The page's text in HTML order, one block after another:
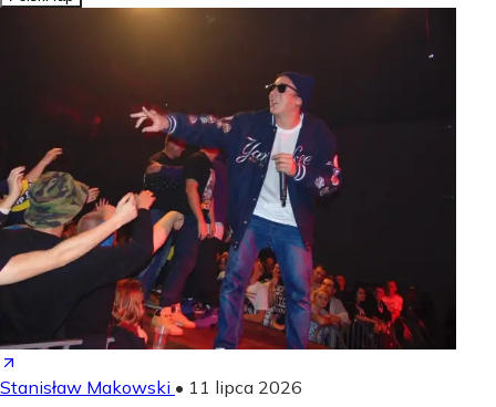
Stanisław Makowski • 11 lipca 2026